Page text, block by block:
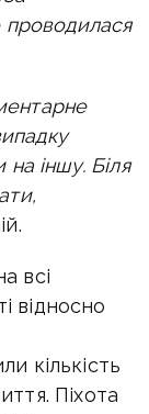
проводилася
на іншу. Біля
всі
відносно
кількість
Піхота